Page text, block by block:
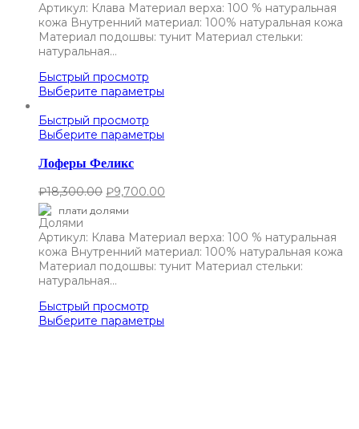
Артикул: Клава Материал верха: 100 % натуральная
кожа Внутренний материал: 100% натуральная кожа
Материал подошвы: тунит Материал стельки:
натуральная…
Быстрый просмотр
Выберите параметры
Быстрый просмотр
Выберите параметры
Лоферы Феликс
₽18,300.00 ₽9,700.00
плати долями
Артикул: Клава Материал верха: 100 % натуральная
кожа Внутренний материал: 100% натуральная кожа
Материал подошвы: тунит Материал стельки:
натуральная…
Быстрый просмотр
Выберите параметры